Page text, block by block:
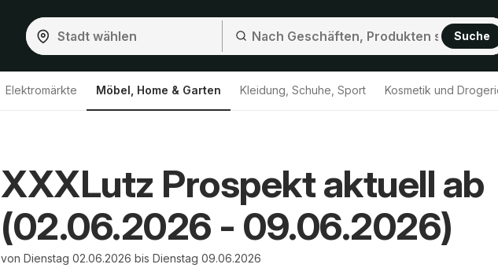
Suche
Elektromärkte Möbel, Home & Garten Kleidung, Schuhe, Sport Kosmetik und
XXXLutz Prospekt aktuell ab
(02.06.2026 - 09.06.2026)
von Dienstag 02.06.2026 bis Dienstag 09.06.2026